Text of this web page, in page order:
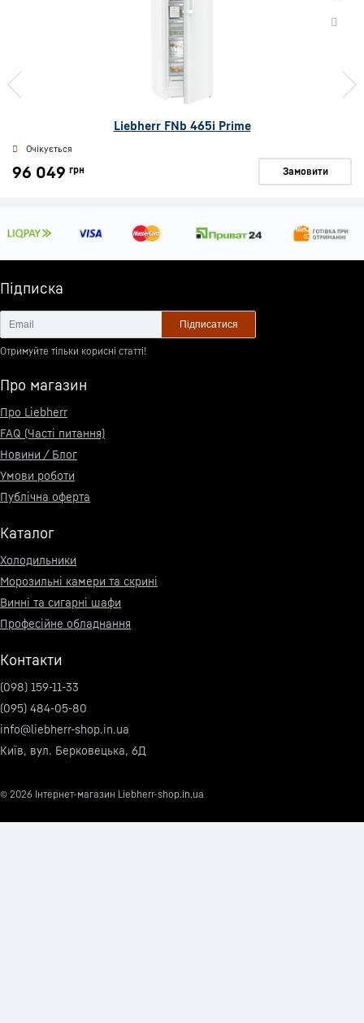
Liebherr FNb 465i Prime
Очікується
96 049 грн Замовити
Підписка
Підписатися
Отримуйте тільки корисні статті!
Про магазин
Про Liebherr
FAQ (Часті питання)
Новини / Блог
Умови роботи
Публічна оферта
Каталог
Холодильники
Морозильні камери та скрині
Винні та сигарні шафи
Професійне обладнання
Контакти
(098) 159-11-33
(095) 484-05-80
info@liebherr-shop.in.ua
Київ, вул. Берковецька, 6Д
© 2026 Інтернет-магазин Liebherr-shop.in.ua